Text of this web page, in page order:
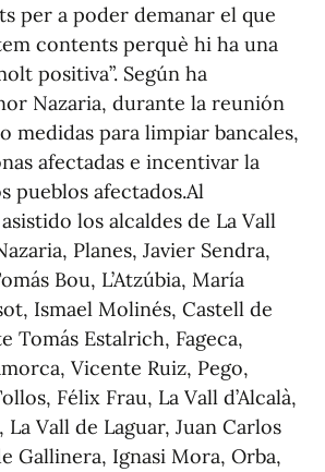
per a poder demanar el que
contents perquè hi ha una
positiva”. Según ha
Nazaria, durante la reunión
medidas para limpiar bancales,
afectadas e incentivar la
pueblos afectados.Al
los alcaldes de La Vall
Planes, Javier Sendra,
Bou, L’Atzúbia, María
Ismael Molinés, Castell de
Tomás Estalrich, Fageca,
Vicente Ruiz, Pego,
Félix Frau, La Vall d’Alcalà,
Vall de Laguar, Juan Carlos
Gallinera, Ignasi Mora, Orba,